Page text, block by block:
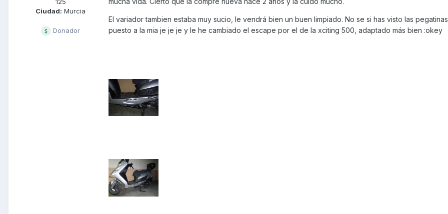
125
Ciudad: Murcia
Donador
El variador tambien estaba muy sucio, le vendrá bien un buen limpiado. No se si has visto las
puesto a la mia je je je y le he cambiado el escape por el de la xciting 500, adaptado más bien :okey